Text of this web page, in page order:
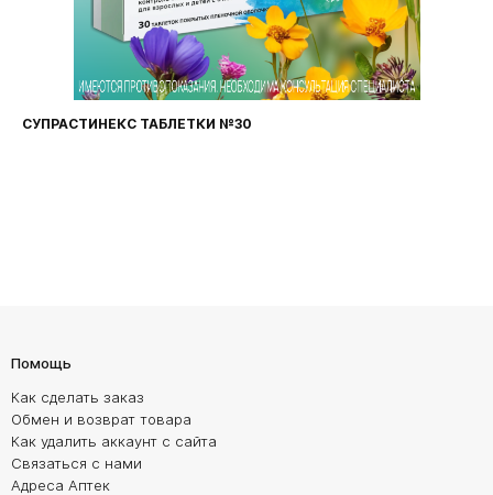
СУПРАСТИНЕКС ТАБЛЕТКИ №30
Помощь
Как сделать заказ
Обмен и возврат товара
Как удалить аккаунт с сайта
Связаться с нами
Адреса Аптек